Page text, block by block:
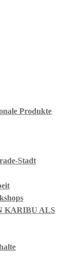
Produkte
Stadt
KARIBU ALS